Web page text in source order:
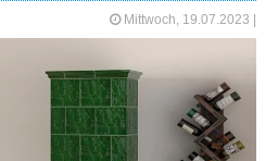
Mittwoch, 19.07.2023